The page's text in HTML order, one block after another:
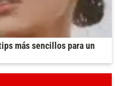
más sencillos para un